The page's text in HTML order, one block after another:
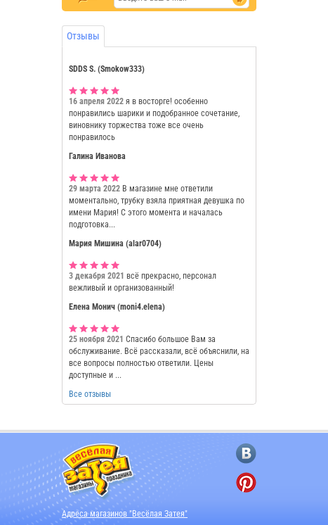
Отзывы
SDDS S. (Smokow333)
16 апреля 2022 я в восторге! особенно
понравились шарики и подобранное сочетание,
виновнику торжества тоже все очень
понравилось
Галина Иванова
29 марта 2022 В магазине мне ответили
моментально, трубку взяла приятная девушка по
имени Мария! С этого момента и началась
подготовка...
Мария Мишина (alar0704)
3 декабря 2021 всё прекрасно, персонал
вежливый и организованный!
Елена Монич (moni4.elena)
25 ноября 2021 Спасибо большое Вам за
обслуживание. Всё рассказали, всё объяснили, на
все вопросы полностью ответили. Цены
доступные и ...
Все отзывы
Адреса магазинов "Весёлая Затея"